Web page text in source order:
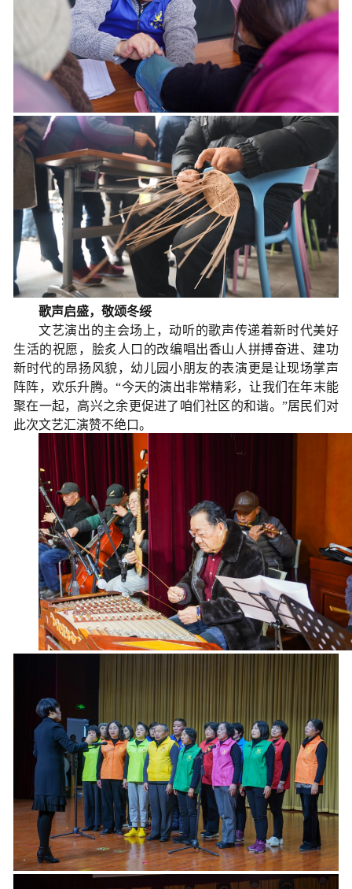
歌声启盛，敬颂冬绥
文艺演出的主会场上，动听的歌声传递着新时代美好
生活的祝愿，脍炙人口的改编唱出香山人拼搏奋进、建功
新时代的昂扬风貌，幼儿园小朋友的表演更是让现场掌声
阵阵，欢乐升腾。“今天的演出非常精彩，让我们在年末能
聚在一起，高兴之余更促进了咱们社区的和谐。”居民们对
此次文艺汇演赞不绝口。